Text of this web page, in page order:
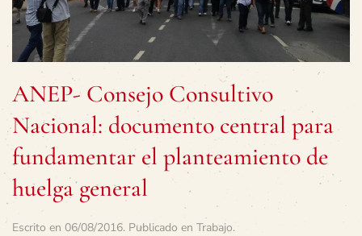
ANEP- Consejo Consultivo
Nacional: documento central para
fundamentar el planteamiento de
huelga general
Escrito en 06/08/2016. Publicado en Trabajo.